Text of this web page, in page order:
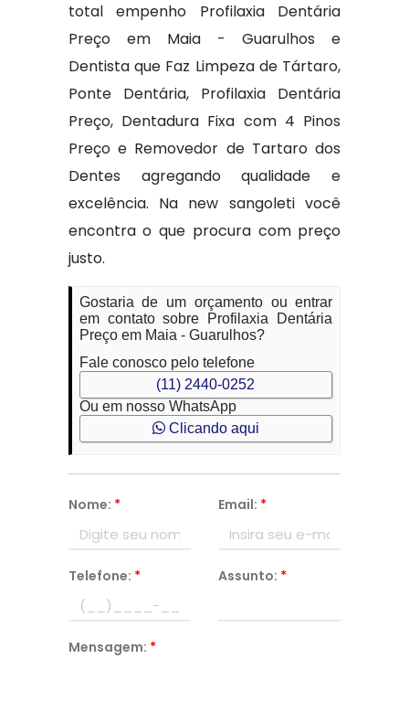
total empenho Profilaxia Dentária
Preço em Maia - Guarulhos e
Dentista que Faz Limpeza de Tártaro,
Ponte Dentária, Profilaxia Dentária
Preço, Dentadura Fixa com 4 Pinos
Preço e Removedor de Tartaro dos
Dentes agregando qualidade e
excelência. Na new sangoleti você
encontra o que procura com preço
justo.
Gostaria de um orçamento ou entrar
em contato sobre Profilaxia Dentária
Preço em Maia - Guarulhos?
Fale conosco pelo telefone
(11) 2440-0252
Ou em nosso WhatsApp
Clicando aqui
Nome: * Email: *
Telefone: * Assunto: *
Mensagem: *